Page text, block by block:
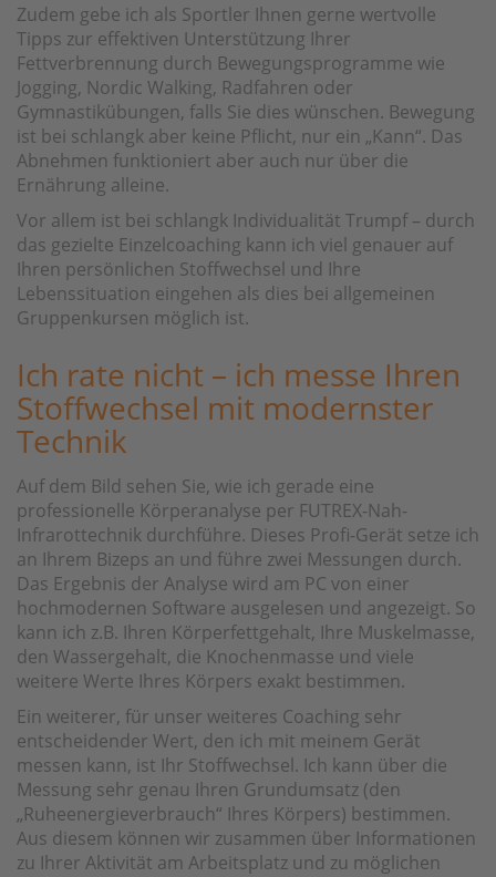
Zudem gebe ich als Sportler Ihnen gerne wertvolle
Tipps zur effektiven Unterstützung Ihrer
Fettverbrennung durch Bewegungsprogramme wie
Jogging, Nordic Walking, Radfahren oder
Gymnastikübungen, falls Sie dies wünschen. Bewegung
ist bei schlangk aber keine Pflicht, nur ein „Kann“. Das
Abnehmen funktioniert aber auch nur über die
Ernährung alleine.
Vor allem ist bei schlangk Individualität Trumpf – durch
das gezielte Einzelcoaching kann ich viel genauer auf
Ihren persönlichen Stoffwechsel und Ihre
Lebenssituation eingehen als dies bei allgemeinen
Gruppenkursen möglich ist.
Ich rate nicht – ich messe Ihren
Stoffwechsel mit modernster
Technik
Auf dem Bild sehen Sie, wie ich gerade eine
professionelle Körperanalyse per FUTREX-Nah-
Infrarottechnik durchführe. Dieses Profi-Gerät setze ich
an Ihrem Bizeps an und führe zwei Messungen durch.
Das Ergebnis der Analyse wird am PC von einer
hochmodernen Software ausgelesen und angezeigt. So
kann ich z.B. Ihren Körperfettgehalt, Ihre Muskelmasse,
den Wassergehalt, die Knochenmasse und viele
weitere Werte Ihres Körpers exakt bestimmen.
Ein weiterer, für unser weiteres Coaching sehr
entscheidender Wert, den ich mit meinem Gerät
messen kann, ist Ihr Stoffwechsel. Ich kann über die
Messung sehr genau Ihren Grundumsatz (den
„Ruheenergieverbrauch“ Ihres Körpers) bestimmen.
Aus diesem können wir zusammen über Informationen
zu Ihrer Aktivität am Arbeitsplatz und zu möglichen